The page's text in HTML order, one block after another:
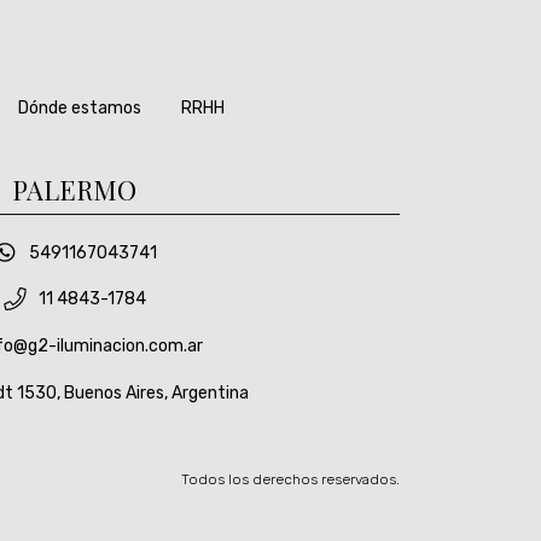
Dónde estamos RRHH
PALERMO
5491167043741
11 4843-1784
iluminacion.com.ar
1530, Buenos Aires, Argentina
Todos los derechos reservados.